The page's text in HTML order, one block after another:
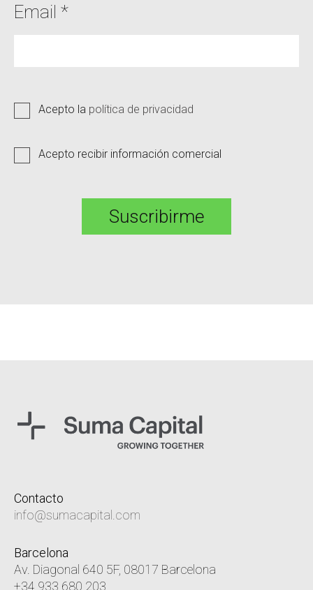
Email *
Acepto la política de privacidad
Acepto recibir información comercial
Contacto
info@sumacapital.com
Barcelona
Av. Diagonal 640 5F, 08017 Barcelona
+34 933 680 203